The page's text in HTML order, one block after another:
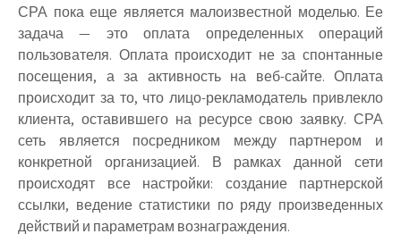
СРА пока еще является малоизвестной моделью. Ее
задача — это оплата определенных операций
пользователя. Оплата происходит не за спонтанные
посещения, а за активность на веб-сайте. Оплата
происходит за то, что лицо-рекламодатель привлекло
клиента, оставившего на ресурсе свою заявку. СРА
сеть является посредником между партнером и
конкретной организацией. В рамках данной сети
происходят все настройки: создание партнерской
ссылки, ведение статистики по ряду произведенных
действий и параметрам вознаграждения.